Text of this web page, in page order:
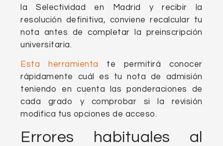
la Selectividad en Madrid y recibir la
resolución definitiva, conviene recalcular tu
nota antes de completar la preinscripción
universitaria.
Esta herramienta te permitirá conocer
rápidamente cuál es tu nota de admisión
teniendo en cuenta las ponderaciones de
cada grado y comprobar si la revisión
modifica tus opciones de acceso.
Errores habituales al